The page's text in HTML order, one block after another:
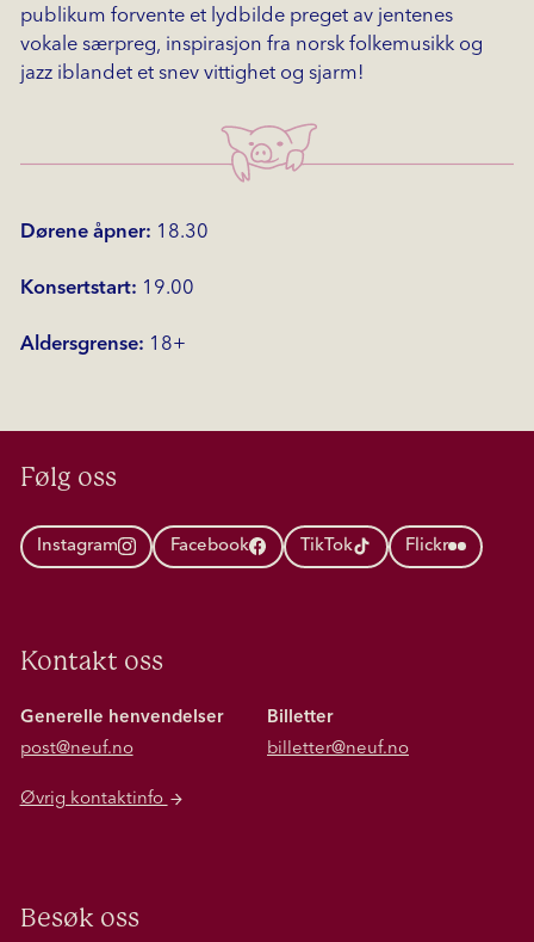
publikum forvente et lydbilde preget av jentenes
vokale særpreg, inspirasjon fra norsk folkemusikk og
jazz iblandet et snev vittighet og sjarm!
Dørene åpner: 18.30
Konsertstart: 19.00
Aldersgrense: 18+
Følg oss
Instagram Facebook TikTok Flickr
Kontakt oss
Generelle henvendelser
post@neuf.no
Billetter
billetter@neuf.no
Øvrig kontaktinfo
Besøk oss